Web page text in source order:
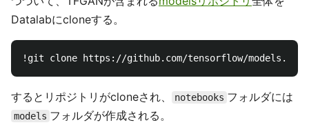
Datalabにcloneする。
するとリポジトリがcloneされ、 notebooks フォルダには
models フォルダが作成される。